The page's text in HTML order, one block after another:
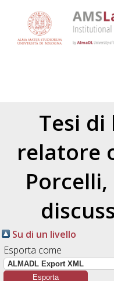
Tesi di
relatore
Su di un livello
Esporta come